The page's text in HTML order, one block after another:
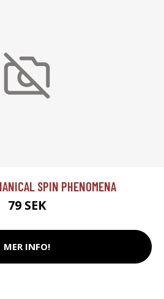
SPIN PHENOMENA
79 SEK
MER INFO!